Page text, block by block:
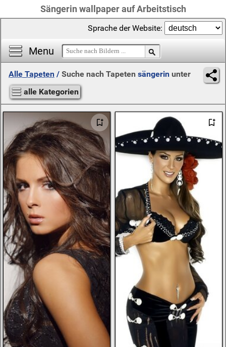
Sängerin wallpaper auf Arbeitstisch
Menu
Sprache der Website:
Alle Tapeten / Suche nach Tapeten sängerin unter
alle Kategorien